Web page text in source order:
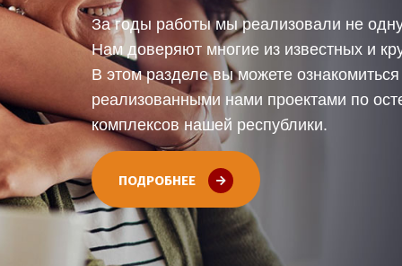
За годы работы мы реализовали не
Нам доверяют многие из известных и
В этом разделе вы можете
реализованными нами проектами по
комплексов нашей республики.
ПОДРОБНЕЕ